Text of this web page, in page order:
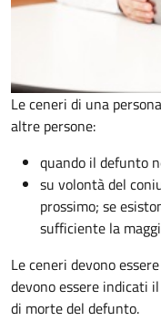
Le ceneri di una
altre persone:
quando il defunto
su volontà del
prossimo; se
sufficiente la
Le ceneri devono
devono essere indicati
di morte del defunto.